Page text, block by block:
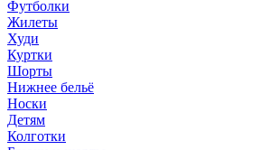
Футболки
Жилеты
Худи
Куртки
Шорты
Нижнее бельё
Носки
Детям
Колготки